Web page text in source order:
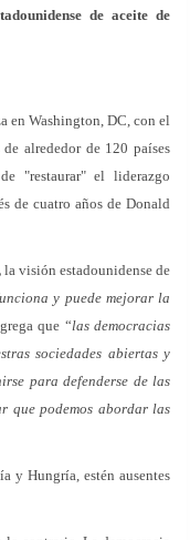
de aceite de
en Washington, DC, con el
alrededor de 120 países
"restaurar" el liderazgo
de cuatro años de Donald
la visión estadounidense de
y puede mejorar la
que “las democracias
sociedades abiertas y
para defenderse de las
que podemos abordar las
y Hungría, estén ausentes